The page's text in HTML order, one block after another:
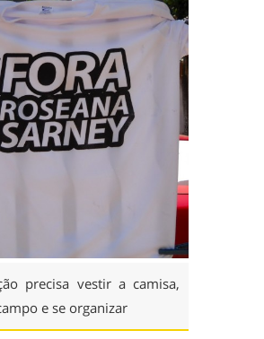
precisa vestir a camisa,
e se organizar